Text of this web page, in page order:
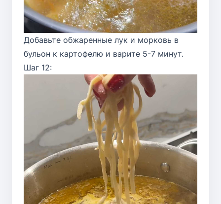
Добавьте обжаренные лук и морковь в
бульон к картофелю и варите 5-7 минут.
Шаг 12: